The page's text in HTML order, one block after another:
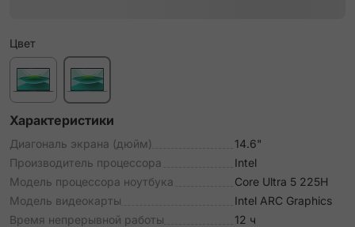
Цвет
Характеристики
Диагональ экрана (дюйм)
14.6"
Производитель процессора
Intel
Модель процессора ноутбука
Core Ultra 5 225H
Модель видеокарты
Intel ARC Graphics
Время непрерывной работы
12 ч